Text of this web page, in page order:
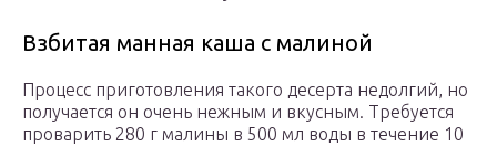
Взбитая манная каша с малиной
Процесс приготовления такого десерта недолгий, но
получается он очень нежным и вкусным. Требуется
проварить 280 г малины в 500 мл воды в течение 10